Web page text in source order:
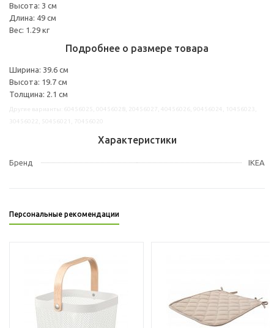
Высота: 3 см
Длина: 49 см
Вес: 1.29 кг
Подробнее о размере товара
Ширина: 39.6 см
Высота: 19.7 см
Толщина: 2.1 см
Характеристики
Бренд IKEA
Персональные рекомендации